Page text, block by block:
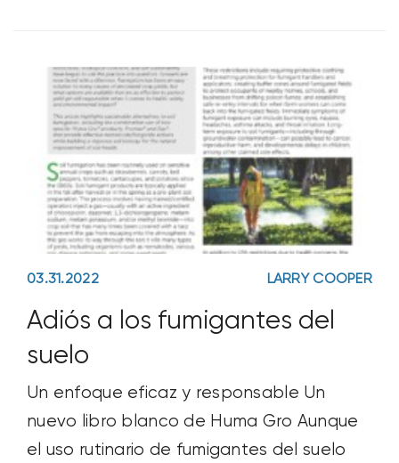
objetivos para mejorar en el futuro?
03.31.2022 LARRY COOPER
Adiós a los fumigantes del
suelo
Un enfoque eficaz y responsable Un
nuevo libro blanco de Huma Gro Aunque
el uso rutinario de fumigantes del suelo